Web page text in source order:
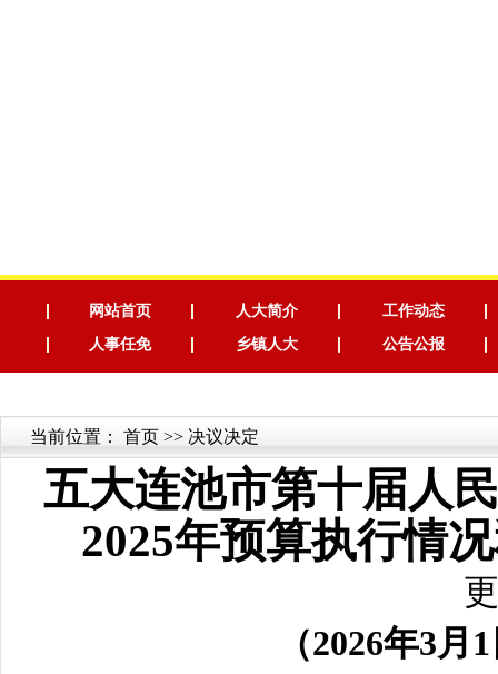
网站首页 人大简介
工作动态
人事任免
乡镇人大 公告公报
当前位置： 首页 >> 决议决定
五大连池市第十届人
2025年预算执行情
（2026年3月 1